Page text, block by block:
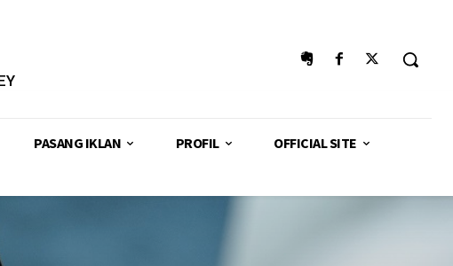
PASANG IKLAN PROFIL OFFICIAL SITE